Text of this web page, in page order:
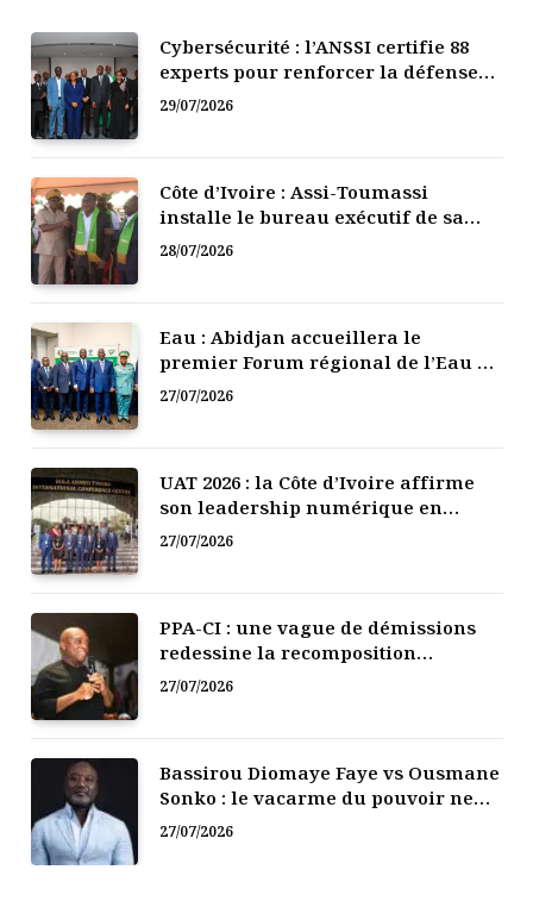
Cybersécurité : l’ANSSI certifie 88
experts pour renforcer la défense
numérique de la Côte d’Ivoire
29/07/2026
Côte d’Ivoire : Assi-Toumassi
installe le bureau exécutif de sa
mutuelle de développement
28/07/2026
Eau : Abidjan accueillera le
premier Forum régional de l’Eau de
l’Afrique de l’Ouest
27/07/2026
UAT 2026 : la Côte d’Ivoire affirme
son leadership numérique en
Afrique
27/07/2026
PPA-CI : une vague de démissions
redessine la recomposition
politique
27/07/2026
Bassirou Diomaye Faye vs Ousmane
Sonko : le vacarme du pouvoir ne
doit pas faire oublier les liens de la
27/07/2026